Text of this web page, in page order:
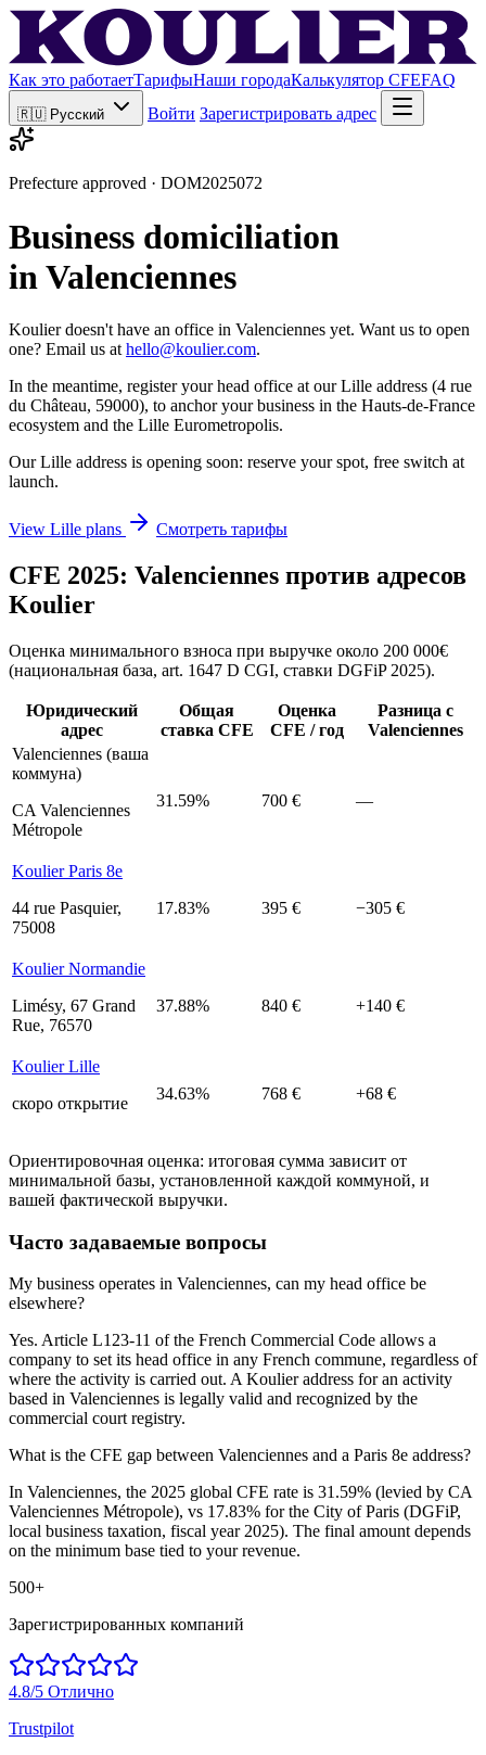
Как это работаетТарифыНаши городаКалькулятор CFEFAQ
🇷🇺 Русский Войти Зарегистрировать адрес
Prefecture approved · DOM2025072
Business domiciliation
in Valenciennes
Koulier doesn't have an office in Valenciennes yet. Want us to open
one? Email us at hello@koulier.com.
In the meantime, register your head office at our Lille address (4 rue
du Château, 59000), to anchor your business in the Hauts-de-France
ecosystem and the Lille Eurometropolis.
Our Lille address is opening soon: reserve your spot, free switch at
launch.
View Lille plans Смотреть тарифы
CFE 2025: Valenciennes против адресов
Koulier
Оценка минимального взноса при выручке около 200 000€
(национальная база, art. 1647 D CGI, ставки DGFiP 2025).
Юридический
адрес
Общая
ставка CFE
Оценка
CFE / год
Разница с
Valenciennes
Valenciennes (ваша
коммуна)
CA Valenciennes
Métropole
31.59% 700 € —
Koulier Paris 8e
44 rue Pasquier,
75008
17.83% 395 € −305 €
Koulier Normandie
Limésy, 67 Grand
Rue, 76570
37.88% 840 € +140 €
Koulier Lille
скоро открытие
34.63% 768 € +68 €
Ориентировочная оценка: итоговая сумма зависит от
минимальной базы, установленной каждой коммуной, и
вашей фактической выручки.
Часто задаваемые вопросы
My business operates in Valenciennes, can my head office be
elsewhere?
Yes. Article L123-11 of the French Commercial Code allows a
company to set its head office in any French commune, regardless of
where the activity is carried out. A Koulier address for an activity
based in Valenciennes is legally valid and recognized by the
commercial court registry.
What is the CFE gap between Valenciennes and a Paris 8e address?
In Valenciennes, the 2025 global CFE rate is 31.59% (levied by CA
Valenciennes Métropole), vs 17.83% for the City of Paris (DGFiP,
local business taxation, fiscal year 2025). The final amount depends
on the minimum base tied to your revenue.
500+
Зарегистрированных компаний
4.8/5 Отлично
Trustpilot